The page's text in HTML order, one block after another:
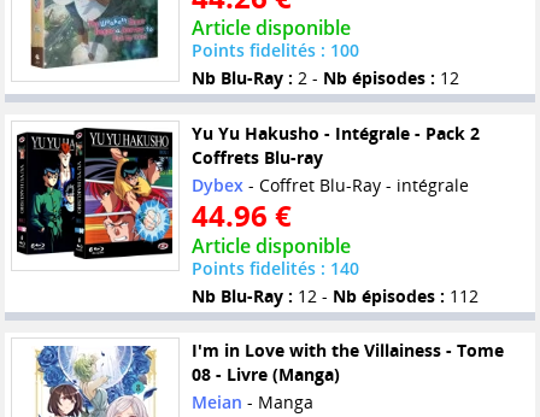
Article disponible
Points fidelités : 100
Nb Blu-Ray : 2 - Nb épisodes : 12
Yu Yu Hakusho - Intégrale - Pack 2
Coffrets Blu-ray
Dybex - Coffret Blu-Ray - intégrale
44.96 €
Article disponible
Points fidelités : 140
Nb Blu-Ray : 12 - Nb épisodes : 112
I'm in Love with the Villainess - Tome
08 - Livre (Manga)
Meian - Manga